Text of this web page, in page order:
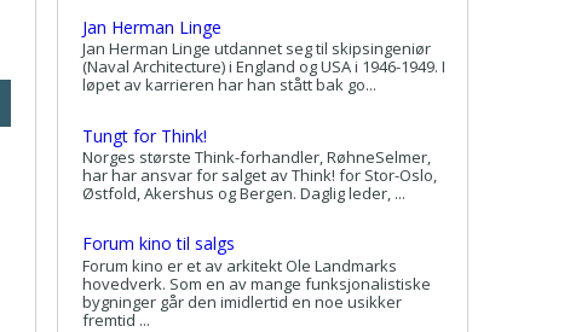
Jan Herman Linge
Jan Herman Linge utdannet seg til skipsingeniør
(Naval Architecture) i England og USA i 1946-1949. I
løpet av karrieren har han stått bak go...
Tungt for Think!
Norges største Think-forhandler, RøhneSelmer,
har har ansvar for salget av Think! for Stor-Oslo,
Østfold, Akershus og Bergen. Daglig leder, ...
Forum kino til salgs
Forum kino er et av arkitekt Ole Landmarks
hovedverk. Som en av mange funksjonalistiske
bygninger går den imidlertid en noe usikker
fremtid ...